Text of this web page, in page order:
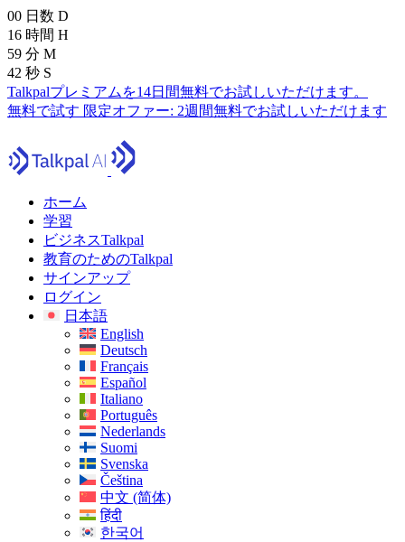
00 日数 D
16 時間 H
59 分 M
40 秒 S
Talkpalプレミアムを14日間無料でお試しいただけます。
無料で試す 限定オファー: 2週間無料でお試しいただけます
ホーム
学習
ビジネスTalkpal
教育のためのTalkpal
サインアップ
ログイン
日本語
English
Deutsch
Français
Español
Italiano
Português
Nederlands
Suomi
Svenska
Čeština
中文 (简体)
हिंदी
한국어